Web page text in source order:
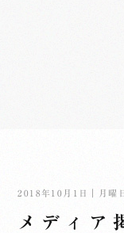
2018年10月1日｜月曜
メディア